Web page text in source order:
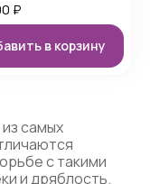
₽
в корзину
самых
с такими
и дряблость.